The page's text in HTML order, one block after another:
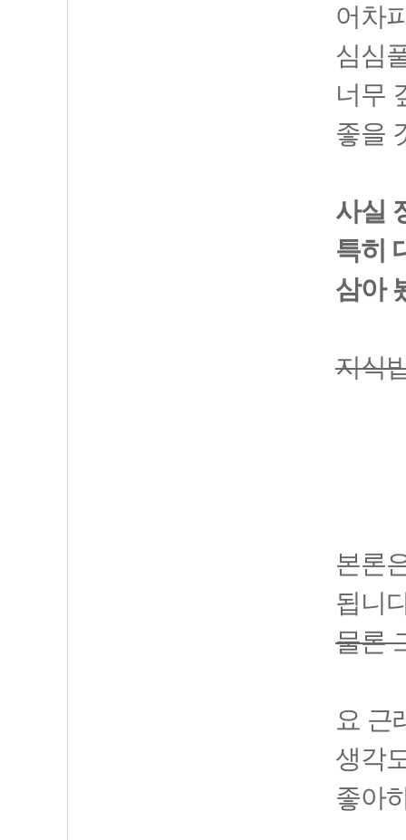
어차
심심
너무
좋을
사실
특히
삼아
지식
본론
됩니
물론
요 근
생각
좋아